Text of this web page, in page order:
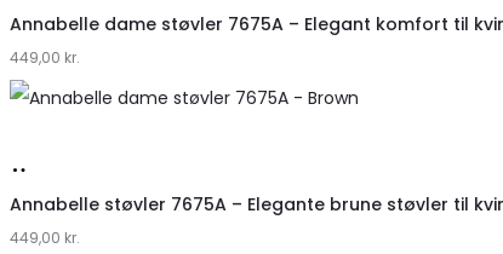
hos
Klædeskabet.dk
Annabelle dame støvler 7675A – Elegant komfort til
449,00 kr.
hos
Klædeskabet.dk
Annabelle støvler 7675A – Elegante brune støvler til
449,00 kr.